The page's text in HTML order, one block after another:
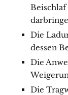
Die
dessen
Die
Die